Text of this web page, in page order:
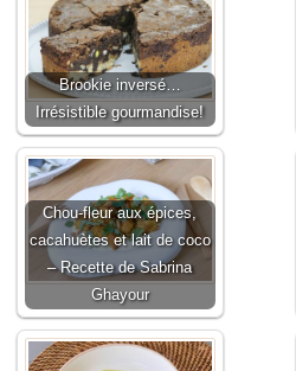
Brookie inversé…
Irrésistible gourmandise!
Chou-fleur aux épices,
cacahuètes et lait de coco
– Recette de Sabrina
Ghayour